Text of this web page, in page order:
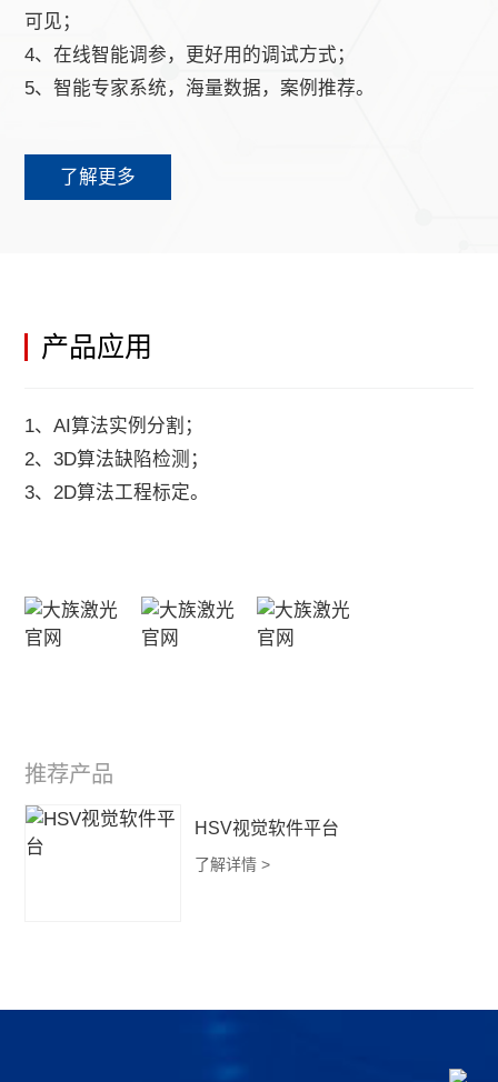
可见；
4、在线智能调参，更好用的调试方式；
5、智能专家系统，海量数据，案例推荐。
了解更多
产品应用
1、AI算法实例分割；
2、3D算法缺陷检测；
3、2D算法工程标定。
推荐产品
HSV视觉软件平台
了解详情 >